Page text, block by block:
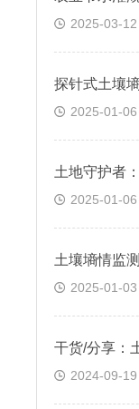
2025-03-12
2025-01-06
2025-01-06
2025-01-03
2024-09-19